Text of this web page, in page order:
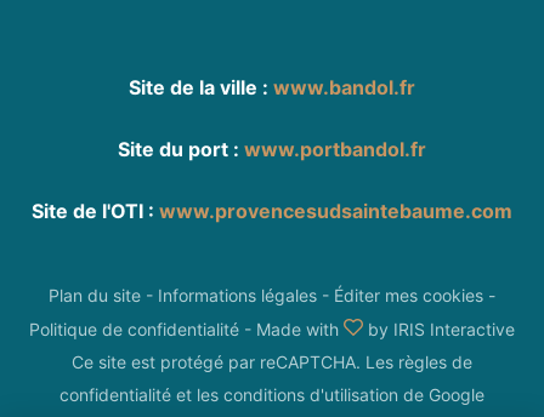
Site de la ville : www.bandol.fr
Site du port : www.portbandol.fr
Site de l'OTI : www.provencesudsaintebaume.com
Plan du site - Informations légales - Éditer mes cookies -
Politique de confidentialité - Made with by IRIS Interactive
Ce site est protégé par reCAPTCHA. Les règles de
confidentialité et les conditions d'utilisation de Google